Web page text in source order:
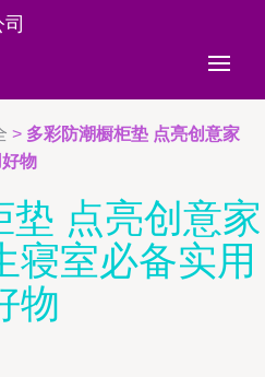
> 多彩防潮橱柜垫 点亮创意家
物
垫 点亮创意家
寝室必备实用
物